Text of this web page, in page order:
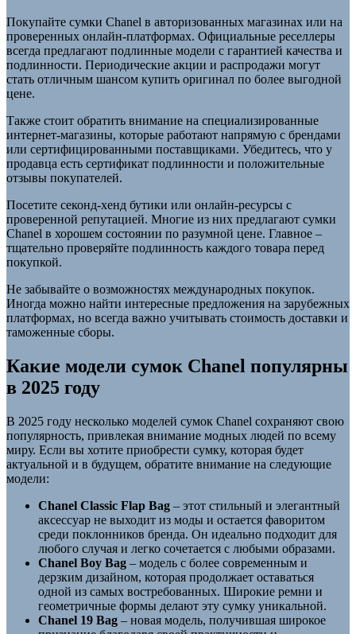
Покупайте сумки Chanel в авторизованных магазинах или на
проверенных онлайн-платформах. Официальные реселлеры
всегда предлагают подлинные модели с гарантией качества и
подлинности. Периодические акции и распродажи могут
стать отличным шансом купить оригинал по более выгодной
цене.
Также стоит обратить внимание на специализированные
интернет-магазины, которые работают напрямую с брендами
или сертифицированными поставщиками. Убедитесь, что у
продавца есть сертификат подлинности и положительные
отзывы покупателей.
Посетите секонд-хенд бутики или онлайн-ресурсы с
проверенной репутацией. Многие из них предлагают сумки
Chanel в хорошем состоянии по разумной цене. Главное –
тщательно проверяйте подлинность каждого товара перед
покупкой.
Не забывайте о возможностях международных покупок.
Иногда можно найти интересные предложения на зарубежных
платформах, но всегда важно учитывать стоимость доставки и
таможенные сборы.
Какие модели сумок Chanel популярны
в 2025 году
В 2025 году несколько моделей сумок Chanel сохраняют свою
популярность, привлекая внимание модных людей по всему
миру. Если вы хотите приобрести сумку, которая будет
актуальной и в будущем, обратите внимание на следующие
модели:
Chanel Classic Flap Bag – этот стильный и элегантный
аксессуар не выходит из моды и остается фаворитом
среди поклонников бренда. Он идеально подходит для
любого случая и легко сочетается с любыми образами.
Chanel Boy Bag – модель с более современным и
дерзким дизайном, которая продолжает оставаться
одной из самых востребованных. Широкие ремни и
геометричные формы делают эту сумку уникальной.
Chanel 19 Bag – новая модель, получившая широкое